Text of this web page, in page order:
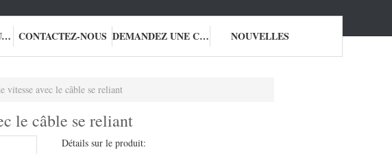
CONTRÔLE DE QUALITÉ CONTACTEZ-NOUS DEMANDEZ UNE CITATION NOUVELLES
vitesse avec le câble se reliant
le câble se reliant
Détails sur le produit: